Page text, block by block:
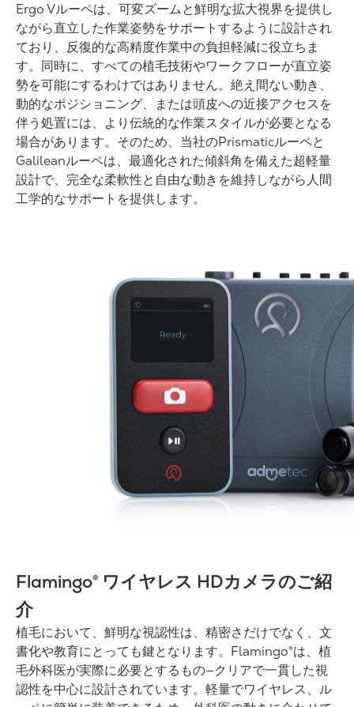
Ergo Vルーペは、可変ズームと鮮明な拡大視界を提供し
ながら直立した作業姿勢をサポートするように設計され
ており、反復的な高精度作業中の負担軽減に役立ちま
す。同時に、すべての植毛技術やワークフローが直立姿
勢を可能にするわけではありません。絶え間ない動き、
動的なポジショニング、または頭皮への近接アクセスを
伴う処置には、より伝統的な作業スタイルが必要となる
場合があります。そのため、当社のPrismaticルーペと
Galileanルーペは、最適化された傾斜角を備えた超軽量
設計で、完全な柔軟性と自由な動きを維持しながら人間
工学的なサポートを提供します。
Flamingo® ワイヤレス HDカメラのご紹
介
植毛において、鮮明な視認性は、精密さだけでなく、文
書化や教育にとっても鍵となります。Flamingo®は、植
毛外科医が実際に必要とするもの—クリアで一貫した視
認性を中心に設計されています。軽量でワイヤレス、ル